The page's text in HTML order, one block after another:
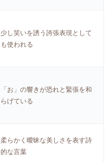
少し笑いを誘う誇張表現として
も使われる
「お」の響きが恐れと緊張を和
らげている
柔らかく曖昧な美しさを表す詩
的な言葉